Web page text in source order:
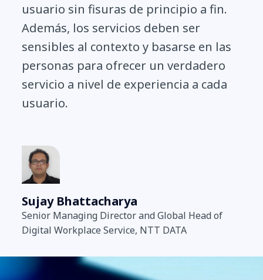
usuario sin fisuras de principio a fin.
Además, los servicios deben ser
sensibles al contexto y basarse en las
personas para ofrecer un verdadero
servicio a nivel de experiencia a cada
usuario.
Sujay Bhattacharya
Senior Managing Director and Global Head of
Digital Workplace Service, NTT DATA